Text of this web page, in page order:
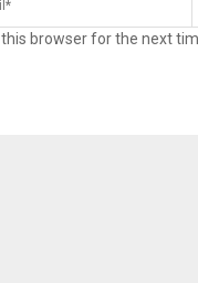
browser for the next